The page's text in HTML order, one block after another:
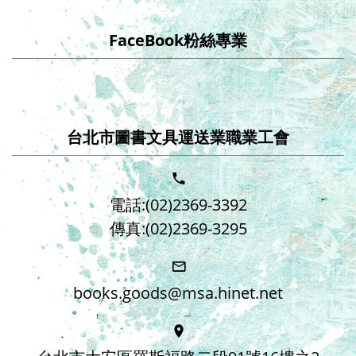
FaceBook粉絲專業
台北市圖書文具運送業職業工會
電話:(02)2369-3392
傳真:(02)2369-3295
books.goods@msa.hinet.net